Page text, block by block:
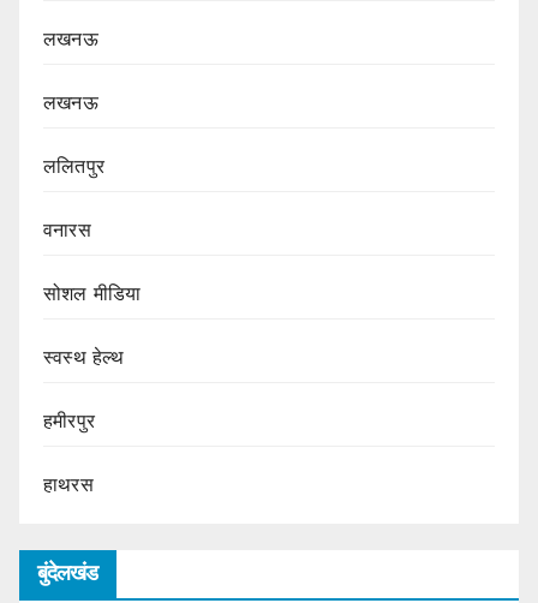
लखनऊ
लखनऊ
ललितपुर
वनारस
सोशल मीडिया
स्वस्थ हेल्थ
हमीरपुर
हाथरस
बुंदेलखंड